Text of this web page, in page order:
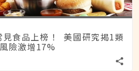
見食品上榜！ 美國研究揭1類
險激增17%